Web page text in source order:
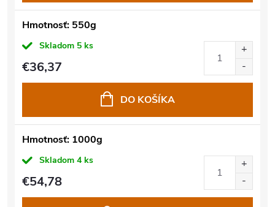
Hmotnosť: 550g
Skladom 5 ks
€36,37
DO KOŠÍKA
Hmotnosť: 1000g
Skladom 4 ks
€54,78